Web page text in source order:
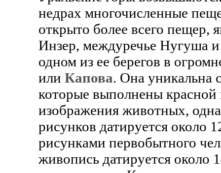
недрах многочисленные
открыто более всего
Инзер, междуречье Нугуша
одном из ее берегов в
или Капова. Она уникальна
которые выполнены
изображения животных,
рисунков датируется около
рисунками первобытного
живопись датируется около